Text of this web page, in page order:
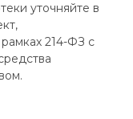
уточняйте в
214-ФЗ с